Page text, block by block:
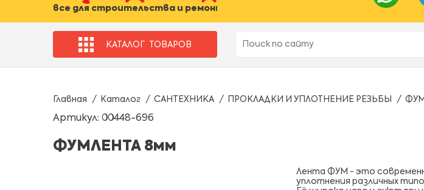
все для строительства и ремонта
КАТАЛОГ ТОВАРОВ
Главная Каталог САНТЕХНИКА ПРОКЛАДКИ И УПЛОТНЕНИЕ РЕЗЬБЫ
Артикул: 00448-696
ФУМЛЕНТА 8мм
Лента ФУМ - это
уплотнения различных